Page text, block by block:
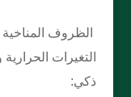
الظروف
التغيرات
ذكي: